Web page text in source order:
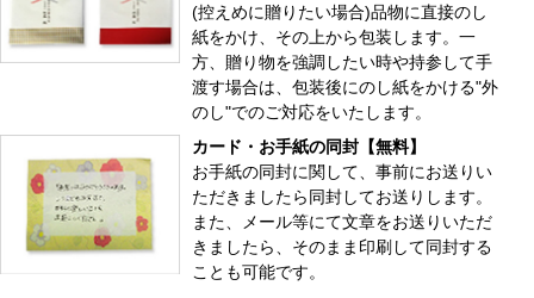
(控えめに贈りたい場合)品物に直接のし
紙をかけ、その上から包装します。一
方、贈り物を強調したい時や持参して手
渡す場合は、包装後にのし紙をかける"外
のし"でのご対応をいたします。
カード・お手紙の同封【無料】
お手紙の同封に関して、事前にお送りい
ただきましたら同封してお送りします。
また、メール等にて文章をお送りいただ
きましたら、そのまま印刷して同封する
ことも可能です。